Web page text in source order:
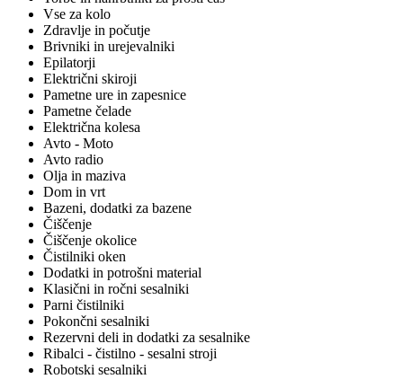
Vse za kolo
Zdravlje in počutje
Brivniki in urejevalniki
Epilatorji
Električni skiroji
Pametne ure in zapesnice
Pametne čelade
Električna kolesa
Avto - Moto
Avto radio
Olja in maziva
Dom in vrt
Bazeni, dodatki za bazene
Čiščenje
Čiščenje okolice
Čistilniki oken
Dodatki in potrošni material
Klasični in ročni sesalniki
Parni čistilniki
Pokončni sesalniki
Rezervni deli in dodatki za sesalnike
Ribalci - čistilno - sesalni stroji
Robotski sesalniki